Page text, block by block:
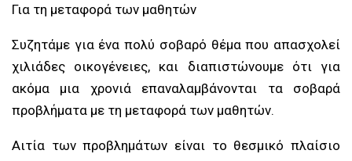
Για τη μεταφορά των μαθητών
Συζητάμε για ένα πολύ σοβαρό θέμα που απασχολεί
χιλιάδες οικογένειες, και διαπιστώνουμε ότι για
ακόμα μια χρονιά επαναλαμβάνονται τα σοβαρά
προβλήματα με τη μεταφορά των μαθητών.
Αιτία των προβλημάτων είναι το θεσμικό πλαίσιο